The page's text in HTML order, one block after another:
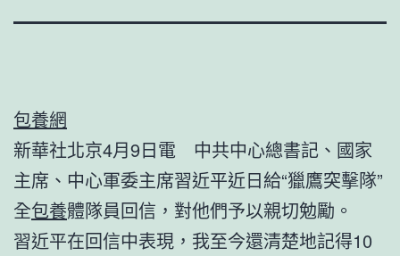
包養網
新華社北京4月9日電 中共中心總書記、國家
主席、中心軍委主席習近平近日給“獵鷹突擊隊”
全包養體隊員回信，對他們予以親切勉勵。
習近平在回信中表現，我至今還清楚地記得10